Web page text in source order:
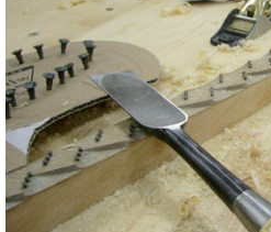
サ
ー
ト /
C.
ベ
ヒ
ュ
タ
術
ド
ピ
ア
ノ
を
作
る
こ
ベ
ヒ
シ
ュ
イ
ン
ブ
ラ
ン
ド
ヒ
各
店
舗
か
ら
の
お
し
い！
学
び
た
い！
録
音
ヒ
シ
ュ
タ
イ
ン・
サ